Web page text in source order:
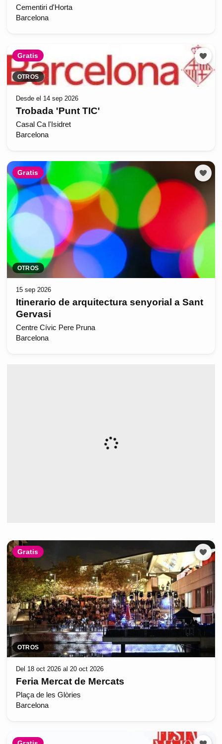
Cementiri d'Horta
Barcelona
Gratis
OTROS
Desde el 14 sep 2026
Trobada 'Punt TIC'
Casal Ca l'Isidret
Barcelona
Gratis
OTROS
15 sep 2026
Itinerario de arquitectura senyorial a Sant
Gervasi
Centre Cívic Pere Pruna
Barcelona
Gratis
OTROS
Del 18 oct 2026 al 20 oct 2026
Feria Mercat de Mercats
Plaça de les Glòries
Barcelona